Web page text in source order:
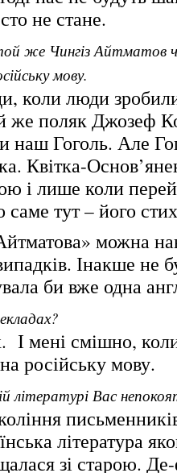
не стане.
же Чингіз Айтматов
мову.
коли люди
поляк Джозеф
наш Гоголь. Але
Квітка-
і лише коли
тут – його
можна
Інакше не
би вже одна
І мені смішно,
російську мову.
літературі Вас
література
зі старою.